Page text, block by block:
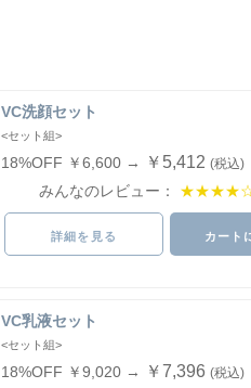
VC洗顔セット
<セット組>
18%OFF ￥6,600 → ￥5,412 (税込)
みんなのレビュー：
詳細を見る カート
VC乳液セット
<セット組>
18%OFF ￥9,020 → ￥7,396 (税込)